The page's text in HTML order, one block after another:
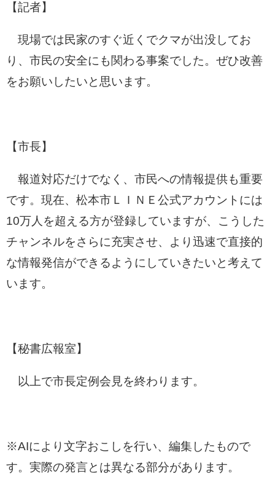
【記者】
現場では民家のすぐ近くでクマが出没してお
り、市民の安全にも関わる事案でした。ぜひ改善
をお願いしたいと思います。
【市長】
報道対応だけでなく、市民への情報提供も重要
です。現在、松本市ＬＩＮＥ公式アカウントには
10万人を超える方が登録していますが、こうした
チャンネルをさらに充実させ、より迅速で直接的
な情報発信ができるようにしていきたいと考えて
います。
【秘書広報室】
以上で市長定例会見を終わります。
※AIにより文字おこしを行い、編集したもので
す。実際の発言とは異なる部分があります。